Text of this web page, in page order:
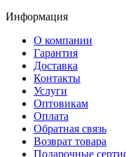
Информация
О компании
Гарантия
Доставка
Контакты
Услуги
Оптовикам
Оплата
Обратная связь
Возврат товара
Подарочные